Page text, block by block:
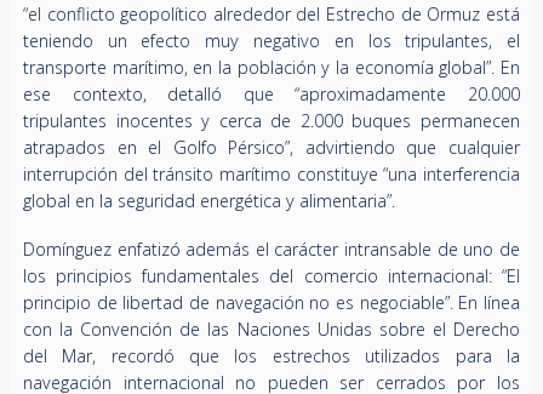
“el conflicto geopolítico alrededor del Estrecho de Ormuz está
teniendo un efecto muy negativo en los tripulantes, el
transporte marítimo, en la población y la economía global”. En
ese contexto, detalló que “aproximadamente 20.000
tripulantes inocentes y cerca de 2.000 buques permanecen
atrapados en el Golfo Pérsico”, advirtiendo que cualquier
interrupción del tránsito marítimo constituye “una interferencia
global en la seguridad energética y alimentaria”.
Domínguez enfatizó además el carácter intransable de uno de
los principios fundamentales del comercio internacional: “El
principio de libertad de navegación no es negociable”. En línea
con la Convención de las Naciones Unidas sobre el Derecho
del Mar, recordó que los estrechos utilizados para la
navegación internacional no pueden ser cerrados por los